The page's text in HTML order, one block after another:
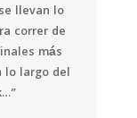
llevan lo
correr de
más
lo largo del